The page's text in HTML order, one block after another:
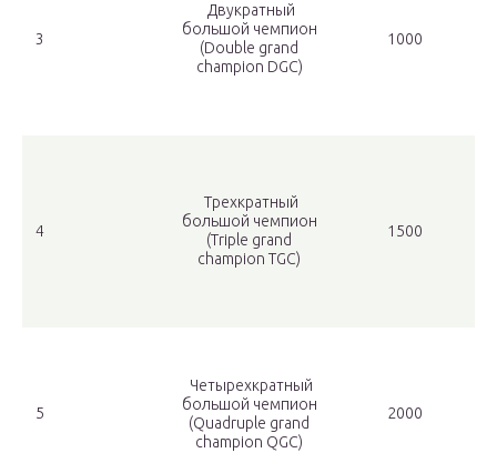
3
Двукратный
большой чемпион
(Double grand
champion DGC)
1000
4
Трехкратный
большой чемпион
(Triple grand
champion TGC)
1500
5
Четырехкратный
большой чемпион
(Quadruple grand
champion QGC)
2000